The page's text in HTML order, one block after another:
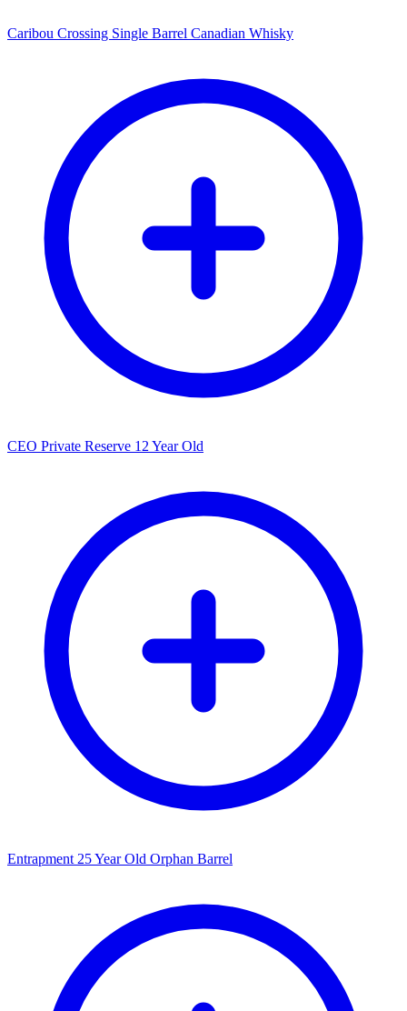
Caribou Crossing Single Barrel Canadian Whisky
CEO Private Reserve 12 Year Old
Entrapment 25 Year Old Orphan Barrel